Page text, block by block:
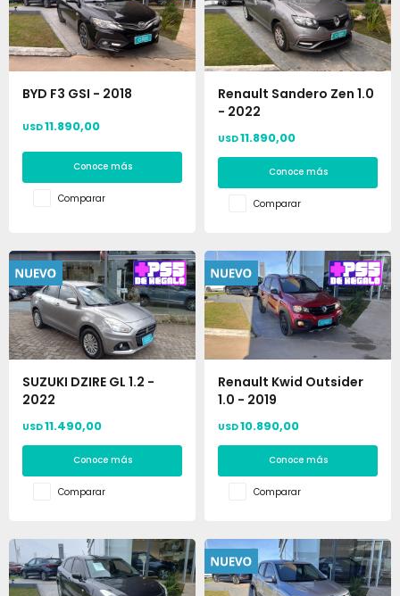
BYD F3 GSI - 2018
USD11.890,00
Conoce más
Comparar
Renault Sandero Zen 1.0
- 2022
USD11.890,00
Conoce más
Comparar
SUZUKI DZIRE GL 1.2 -
2022
USD11.490,00
Conoce más
Comparar
Renault Kwid Outsider
1.0 - 2019
USD10.890,00
Conoce más
Comparar